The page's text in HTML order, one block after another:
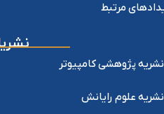
مرتبط
نشریه پژوهشی کامپیوتر
نشریه علوم رایانش